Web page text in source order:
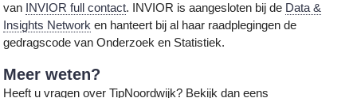
van
INVIOR full contact. INVIOR is aangesloten bij de Data &
Insights Network en hanteert bij al haar raadplegingen de
gedragscode van Onderzoek en Statistiek.
Meer weten?
Heeft u vragen over TipNoordwijk? Bekijk dan eens